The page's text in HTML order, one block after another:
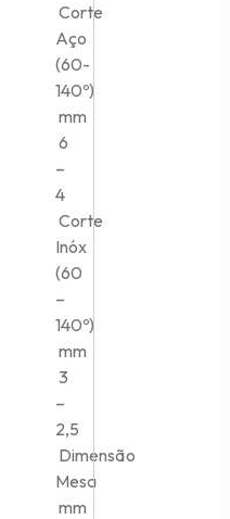
Corte
Aço
(60-
140º)
mm
6
–
4
Corte
Inóx
(60
–
140º)
mm
3
–
2,5
Dimensão
Mesa
mm